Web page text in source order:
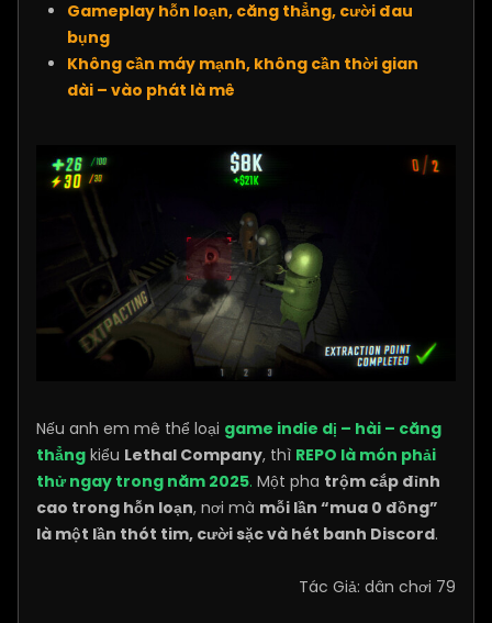
Gameplay hỗn loạn, căng thẳng, cười đau
bụng
Không cần máy mạnh, không cần thời gian
dài – vào phát là mê
Nếu anh em mê thể loại game indie dị – hài – căng
thẳng kiểu Lethal Company, thì REPO là món phải
thử ngay trong năm 2025. Một pha trộm cắp đỉnh
cao trong hỗn loạn, nơi mà mỗi lần “mua 0 đồng”
là một lần thót tim, cười sặc và hét banh Discord.
Tác Giả: dân chơi 79